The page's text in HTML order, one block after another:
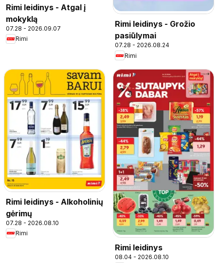
Rimi leidinys - Atgal į
mokyklą
07.28 - 2026.09.07
Rimi
Rimi leidinys - Grožio
pasiūlymai
07.28 - 2026.08.24
Rimi
Rimi leidinys - Alkoholinių
gėrimų
07.28 - 2026.08.10
Rimi
Rimi leidinys
08.04 - 2026.08.10